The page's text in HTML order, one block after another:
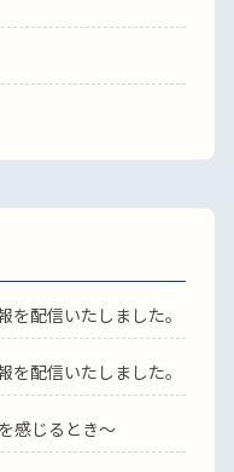
配信いたしました。
配信いたしました。
感じるとき～